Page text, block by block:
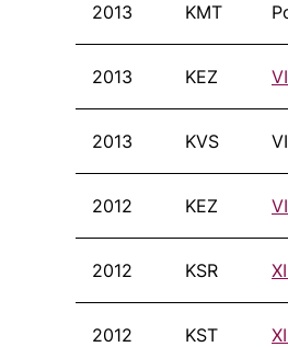
2013 KMT
2013 KEZ
2013 KVS
2012 KEZ
2012 KSR
2012 KST